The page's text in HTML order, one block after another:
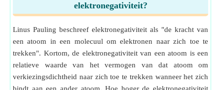
elektronegativiteit?
Linus Pauling beschreef elektronegativiteit als "de kracht van
een atoom in een molecuul om elektronen naar zich toe te
trekken". Kortom, de elektronegativiteit van een atoom is een
relatieve waarde van het vermogen van dat atoom om
verkiezingsdichtheid naar zich toe te trekken wanneer het zich